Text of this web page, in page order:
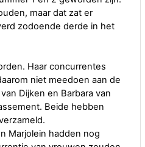
maar dat zat er
zodoende derde in het
Haar concurrentes
niet meedoen aan de
Dijken en Barbara van
Beide hebben
Marjolein hadden nog